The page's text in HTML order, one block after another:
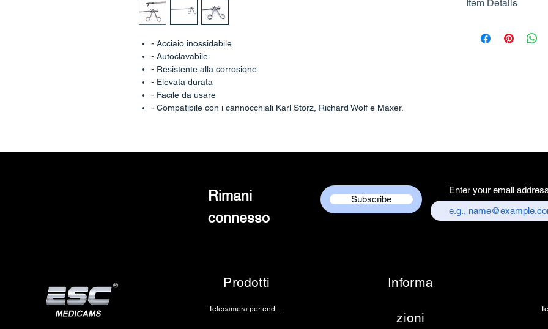
- Acciaio inossidabile
- Autoclavabile
- Resistente alla corrosione
- Elevata durata
- Facile da usare
- Compatibile con i cannocchiali Karl Storz, Richard Wolf e Maxer.
Item Details
Manufacturer/
Rimani
connesso
Subscribe
Enter your email address
Prodotti
Telecamera per endoscopia
Informa
zioni